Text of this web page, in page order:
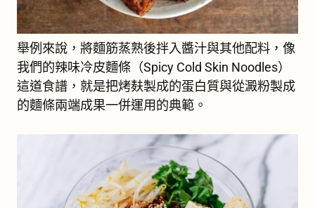
舉例來說，將麵筋蒸熟後拌入醬汁與其他配料，像
我們的辣味冷皮麵條（Spicy Cold Skin Noodles）
這道食譜，就是把烤麸製成的蛋白質與從澱粉製成
的麵條兩端成果一併運用的典範。